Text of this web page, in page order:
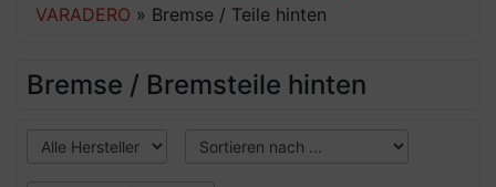
VARADERO » Bremse / Teile hinten
Bremse / Bremsteile hinten